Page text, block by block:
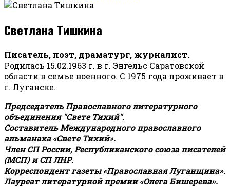
Светлана Тишкина
Писатель, поэт, драматург, журналист.
Родилась 15.02.1963 г. в г. Энгельс Саратовской
области в семье военного. С 1975 года проживает в
г. Луганске.
Председатель Православного литературного
объединения "Свете Тихий".
Составитель Международного православного
альманаха «Свете Тихий».
Член СП России, Республиканского союза писателей
(МСП) и СП ЛНР.
Корреспондент газеты «Православная Луганщина».
Лауреат литературной премии «Олега Бишерева».